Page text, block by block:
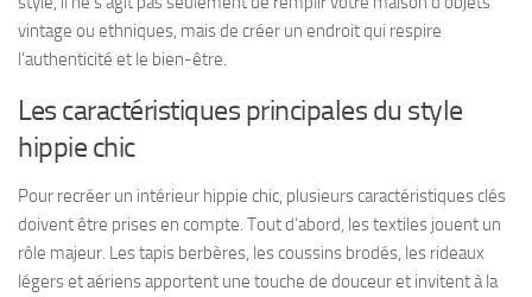
vintage ou ethniques, mais de créer un endroit qui respire
l’authenticité et le bien-être.
Les caractéristiques principales du style
hippie chic
Pour recréer un intérieur hippie chic, plusieurs caractéristiques clés
doivent être prises en compte. Tout d’abord, les textiles jouent un
rôle majeur. Les tapis berbères, les coussins brodés, les rideaux
légers et aériens apportent une touche de douceur et invitent à la